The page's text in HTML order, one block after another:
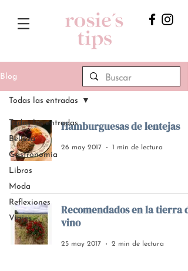
Blog
Todas las entradas
Belleza
Gastronomía
Libros
Moda
Reflexiones
Viajes
Todas las entradas
Hamburguesas de lentejas
26 may 2017 1 min de lectura
Recomendados en la tierra
vino
25 may 2017 2 min de lectura